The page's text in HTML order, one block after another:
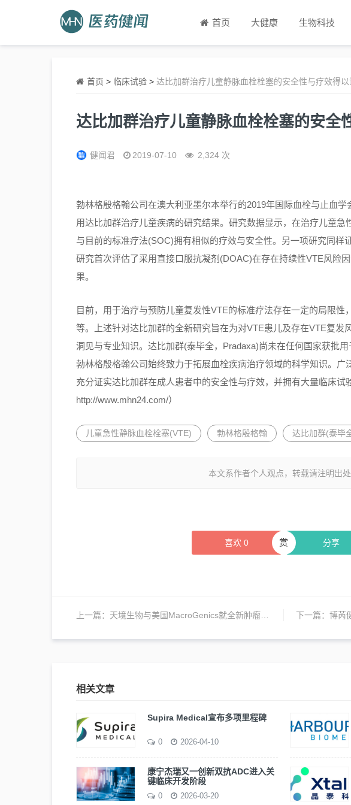
首页 大健康 生物科技
首页 > 临床试验 > 达比加群治疗儿童静脉血栓栓塞的安全性与疗效得以
达比加群治疗儿童静脉血栓栓塞的安全
健闻君 2019-07-10 2,324 次
勃林格殷格翰公司在澳大利亚墨尔本举行的2019年国际血栓与止血
用达比加群治疗儿童疾病的研究结果。研究数据显示，在治疗儿童急
与目前的标准疗法(SOC)拥有相似的疗效与安全性。另一项研究同样
研究首次评估了采用直接口服抗凝剂(DOAC)在存在持续性VTE风险
果。
目前，用于治疗与预防儿童复发性VTE的标准疗法存在一定的局限性
等。上述针对达比加群的全新研究旨在为对VTE患儿及存在VTE复发
洞见与专业知识。达比加群(泰毕全，Pradaxa)尚未在任何国家获批
勃林格殷格翰公司始终致力于拓展血栓疾病治疗领域的科学知识。广
充分证实达比加群在成人患者中的安全性与疗效，并拥有大量临床试
http://www.mhn24.com/）
儿童急性静脉血栓栓塞(VTE) 勃林格殷格翰 达比加群(泰毕
本文系作者个人观点，转载请注明出处
喜欢 0 分享
赏
上一篇： 天境生物与美国MacroGenics就全新肿瘤免疫抗体药物Enoblituzumab达成独家合作协议 下一篇： 博芮健
相关文章
Supira Medical宣布多项里程碑
0 2026-04-10
康宁杰瑞又一创新双抗ADC进入关
键临床开发阶段
0 2026-03-20